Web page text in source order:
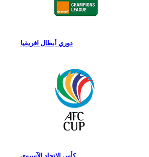
دوري أبطال افريقيا